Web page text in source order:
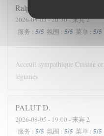
Ralph
2026-08-03- 20:30 - 来宾 2
服务 : 5/5 氛围 : 5/5 菜单 : 5/5
Acceuil sympathique Cuisine
légumes
PALUTD
2026-08-05 - 19:00 - 来宾 2
服务 : 5/5 氛围 : 5/5 菜单 : 5/5